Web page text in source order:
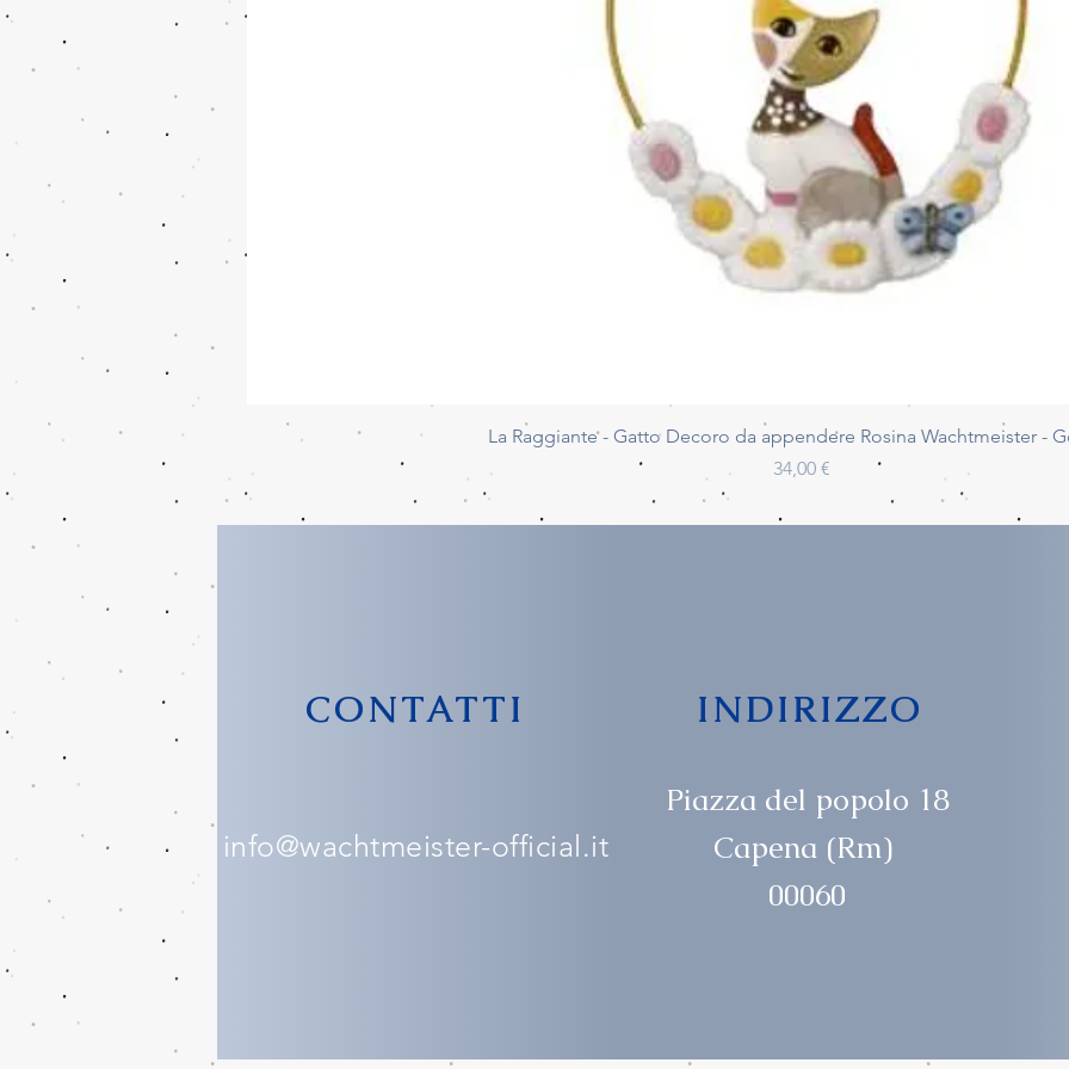
Vista rapida
La Raggiante - Gatto Decoro da appendere Rosina Wachtmeister -
Prezzo
34,00 €
CONTATTI
info@wachtmeister-official.it
INDIRIZZO
Piazza del popolo 18
Capena (Rm)
00060